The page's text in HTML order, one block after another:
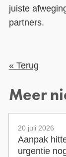
juiste
partners.
« Terug
Meer
20 juli 2026
Aanpak
urgentie